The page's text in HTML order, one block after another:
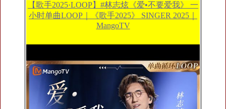
【歌手2025·LOOP】#林志炫《爱•不要爱我》 一
小时单曲LOOP｜《歌手2025》 SINGER 2025｜
MangoTV